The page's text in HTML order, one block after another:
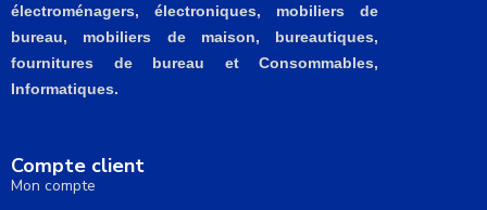
électroménagers, électroniques, mobiliers de
bureau, mobiliers de maison, bureautiques,
fournitures de bureau et Consommables,
Informatiques.
Compte client
Mon compte